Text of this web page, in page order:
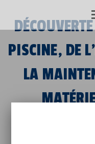
PISCINE, DE
LA